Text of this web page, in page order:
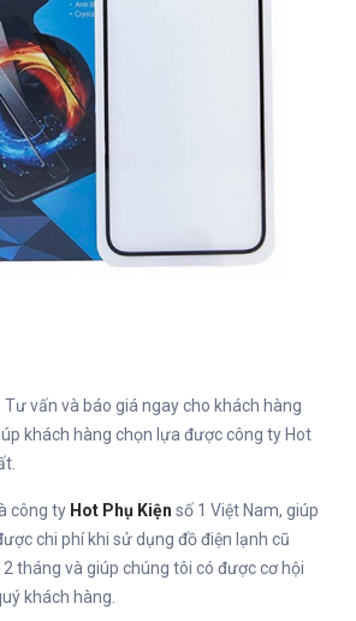
Tư vấn và báo giá ngay cho khách hàng
khách hàng chọn lựa được công ty Hot
công ty Hot Phụ Kiện số 1 Việt Nam, giúp
chi phí khi sử dụng đồ điện lạnh cũ
tháng và giúp chúng tôi có được cơ hội
khách hàng.